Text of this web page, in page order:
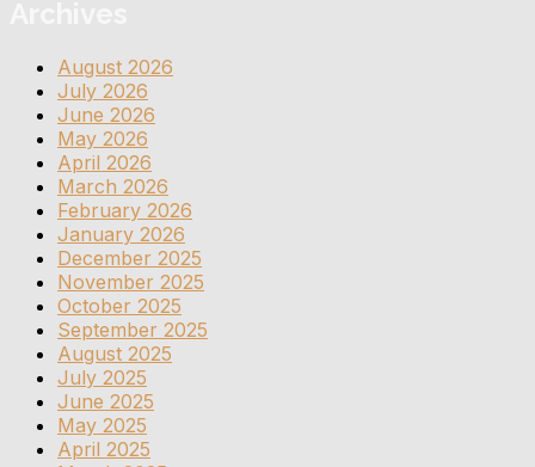
August 2026
July 2026
June 2026
May 2026
April 2026
March 2026
February 2026
January 2026
December 2025
November 2025
October 2025
September 2025
August 2025
July 2025
June 2025
May 2025
April 2025